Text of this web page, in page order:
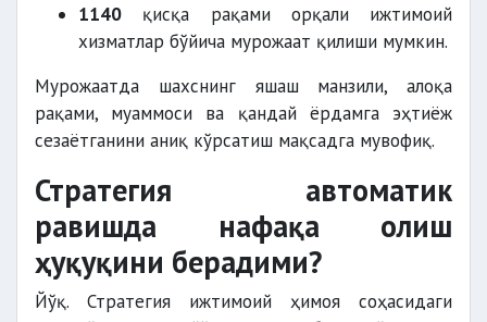
1140 қисқа рақами орқали ижтимоий
хизматлар бўйича мурожаат қилиши мумкин.
Мурожаатда шахснинг яшаш манзили, алоқа
рақами, муаммоси ва қандай ёрдамга эҳтиёж
сезаётганини аниқ кўрсатиш мақсадга мувофиқ.
Стратегия автоматик
равишда нафақа олиш
ҳуқуқини берадими?
Йўқ. Стратегия ижтимоий ҳимоя соҳасидаги